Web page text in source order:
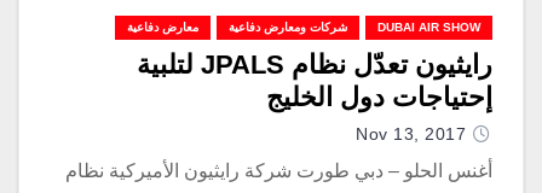
DUBAI AIR SHOW شركات ومعارض دفاعية معارض دفاعية
رايثيون تعدّل نظام JPALS لتلبية
إحتياجات دول الخليج
Nov 13, 2017
أغنس الحلو – دبي طورت شركة رايثيون الأميركية نظام